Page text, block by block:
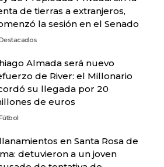
de tierras a extranjeros,
la sesión en el Senado
Almada será nuevo
de River: el Millonario
su llegada por 20
de euros
en Santa Rosa de
detuvieron a un joven